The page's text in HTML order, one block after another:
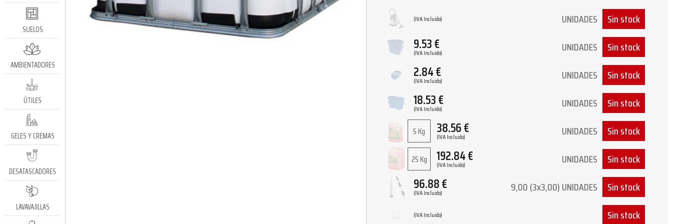
SUELOS
AMBIENTADORES
ÚTILES
GELES Y CREMAS
DESATASCADORES
LAVAVAJILLAS
(IVA Incluido) UNIDADES Sin stock
9.53€
(IVA Incluido) UNIDADES Sin stock
2.84€
(IVA Incluido) UNIDADES Sin stock
18.53€
(IVA Incluido) UNIDADES Sin stock
5 Kg 38.56€
(IVA Incluido) UNIDADES Sin stock
25 Kg 192.84€
(IVA Incluido) UNIDADES Sin stock
96.88€
(IVA Incluido) 9,00 (3x3,00) UNIDADES Sin stock
(IVA Incluido) Sin stock